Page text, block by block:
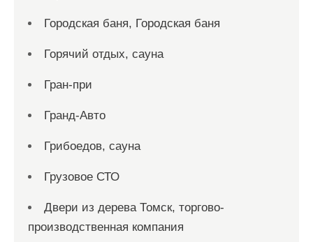
Городская баня, Городская баня
Горячий отдых, сауна
Гран-при
Гранд-Авто
Грибоедов, сауна
Грузовое СТО
Двери из дерева Томск, торгово-
производственная компания